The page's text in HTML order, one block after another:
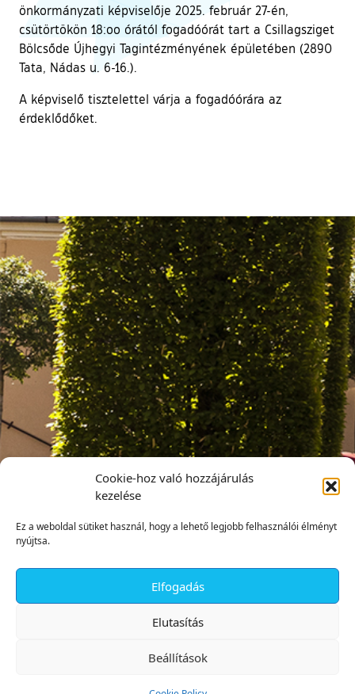
Cookie-hoz való hozzájárulás
kezelése
Ez a weboldal sütiket használ, hogy a lehető legjobb felhasználói élményt
nyújtsa.
Elfogadás
Elutasítás
Beállítások
önkormányzati képviselője 2025. február 27-én,
csütörtökön 18:oo órától fogadóórát tart a Csillagsziget
Bölcsőde Újhegyi Tagintézményének épületében (2890
Tata, Nádas u. 6-16.).
A képviselő tisztelettel várja a fogadóórára az
érdeklődőket.
✕